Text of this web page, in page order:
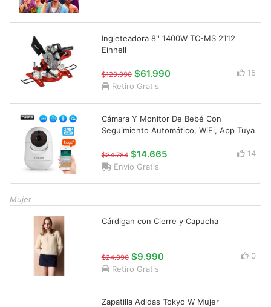
Ingleteadora 8'' 1400W TC-MS 2112
Einhell
$129.990 $61.990
15
Retiro Gratis
Cámara Y Monitor De Bebé Con
Seguimiento Automático, WiFi, App Tuya
$34.784 $14.665
14
Envío Gratis
Mujer
Cárdigan con Cierre y Capucha
$24.990 $9.990
0
Retiro Gratis
Zapatilla Adidas Tokyo W Mujer